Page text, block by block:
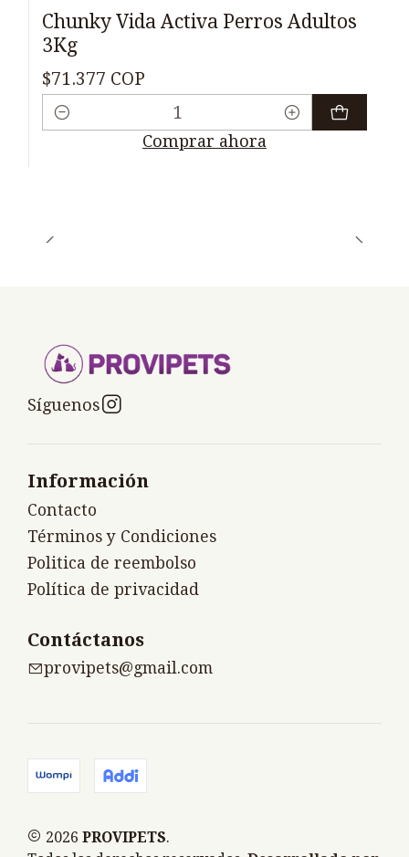
Chunky Vida Activa Perros Adultos
3Kg
$71.377 COP
Cantidad
Comprar ahora
Síguenos
Información
Contacto
Términos y Condiciones
Politica de reembolso
Política de privacidad
Contáctanos
provipets@gmail.com
2026 PROVIPETS.